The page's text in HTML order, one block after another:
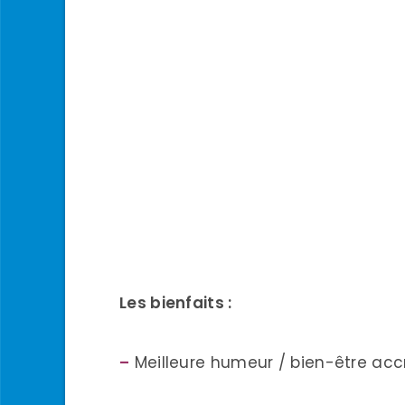
Les bienfaits :
– Meilleure humeur / bien-être